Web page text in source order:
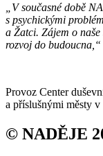
„V současné době
s psychickými
a Žatci. Zájem o
rozvoj do budoucna,“
Provoz Center
a příslušnými městy
© NADĚJE